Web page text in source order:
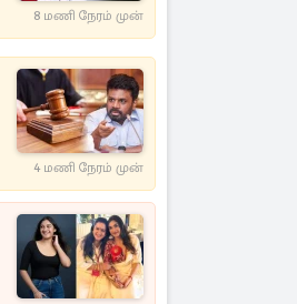
8 மணி நேரம் முன்
4 மணி நேரம் முன்